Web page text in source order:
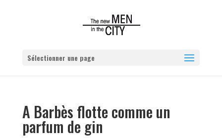
Sélectionner une page
A Barbès flotte comme un
parfum de gin